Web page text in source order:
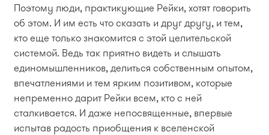
Поэтому люди, практикующие Рейки, хотят говорить
об этом. И им есть что сказать и друг другу, и тем,
кто еще только знакомится с этой целительской
системой. Ведь так приятно видеть и слышать
единомышленников, делиться собственным опытом,
впечатлениями и тем ярким позитивом, которые
непременно дарит Рейки всем, кто с ней
сталкивается. И даже непосвященные, впервые
испытав радость приобщения к вселенской